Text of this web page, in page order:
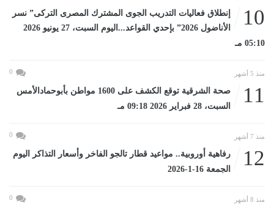
10
إنطلاق فعاليات التدريب الجوى المشترك المصرى التركى” نسر
الأناضول 2026” بإحدي القواعد...اليوم السبت، 27 يونيو 2026
05:10 مـ
منذ 5 أشهر 0
11
صحة الشرقية توقع الكشف على 1600 مواطن بأبوحمادالأمس
السبت، 28 فبراير 2026 09:18 مـ
منذ 7 أشهر 0
12
رفاهية أوروبية.. مواعيد قطار تالجو الفاخر وأسعار التذاكر اليوم
الجمعة 16-1-2026
منذ 8 أشهر 0